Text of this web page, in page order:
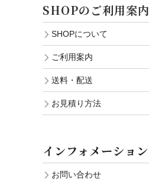
SHOPのご利用案内
SHOPについて
ご利用案内
送料・配送
お見積り方法
インフォメーション
お問い合わせ